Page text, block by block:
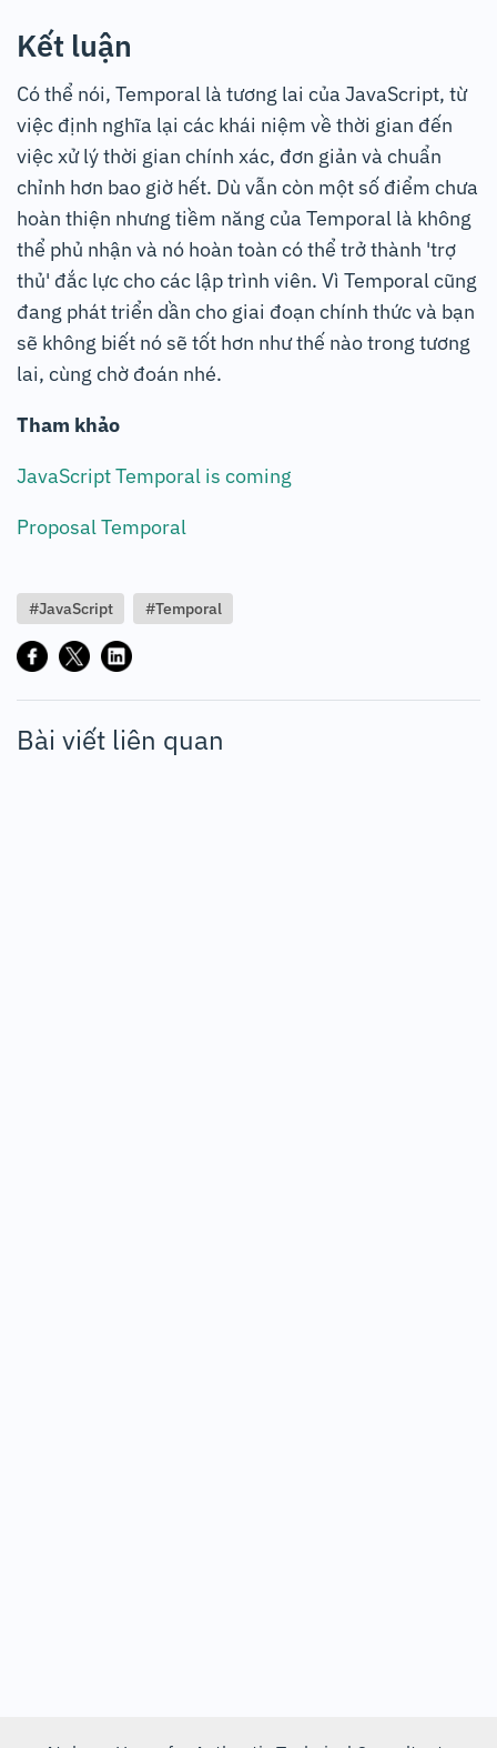
Kết luận
Có thể nói, Temporal là tương lai của JavaScript, từ
việc định nghĩa lại các khái niệm về thời gian đến
việc xử lý thời gian chính xác, đơn giản và chuẩn
chỉnh hơn bao giờ hết. Dù vẫn còn một số điểm chưa
hoàn thiện nhưng tiềm năng của Temporal là không
thể phủ nhận và nó hoàn toàn có thể trở thành 'trợ
thủ' đắc lực cho các lập trình viên. Vì Temporal cũng
đang phát triển dần cho giai đoạn chính thức và bạn
sẽ không biết nó sẽ tốt hơn như thế nào trong tương
lai, cùng chờ đoán nhé.
Tham khảo
JavaScript Temporal is coming
Proposal Temporal
#JavaScript #Temporal
Bài viết liên quan